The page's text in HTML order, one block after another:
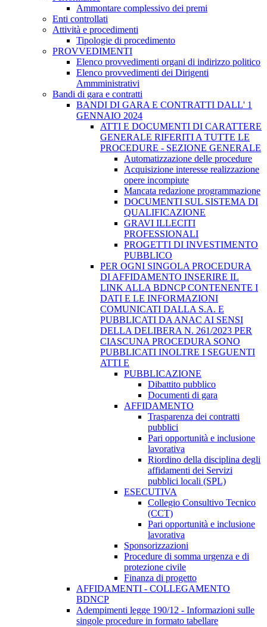
Ammontare complessivo dei premi
Enti controllati
Attività e procedimenti
Tipologie di procedimento
PROVVEDIMENTI
Elenco provvedimenti organi di indirizzo politico
Elenco provvedimenti dei Dirigenti
Ammministrativi
Bandi di gara e contratti
BANDI DI GARA E CONTRATTI DALL' 1
GENNAIO 2024
ATTI E DOCUMENTI DI CARATTERE
GENERALE RIFERITI A TUTTE LE
PROCEDURE - SEZIONE GENERALE
Automatizzazione delle procedure
Acquisizione interesse realizzazione
opere incompiute
Mancata redazione programmazione
DOCUMENTI SUL SISTEMA DI
QUALIFICAZIONE
GRAVI ILLECITI
PROFESSIONALI
PROGETTI DI INVESTIMENTO
PUBBLICO
PER OGNI SINGOLA PROCEDURA
DI AFFIDAMENTO INSERIRE IL
LINK ALLA BDNCP CONTENENTE I
DATI E LE INFORMAZIONI
COMUNICATI DALLA S.A. E
PUBBLICATI DA ANAC AI SENSI
DELLA DELIBERA N. 261/2023 PER
CIASCUNA PROCEDURA SONO
PUBBLICATI INOLTRE I SEGUENTI
ATTI E
PUBBLICAZIONE
Dibattito pubblico
Documenti di gara
AFFIDAMENTO
Trasparenza dei contratti
pubblici
Pari opportunità e inclusione
lavorativa
Riordino della disciplina degli
affidamenti dei Servizi
pubblici locali (SPL)
ESECUTIVA
Collegio Consultivo Tecnico
(CCT)
Pari opportunità e inclusione
lavorativa
Sponsorizzazioni
Procedure di somma urgenza e di
protezione civile
Finanza di progetto
AFFIDAMENTI - COLLEGAMENTO
BDNCP
Adempimenti legge 190/12 - Informazioni sulle
singole procedure in formato tabellare